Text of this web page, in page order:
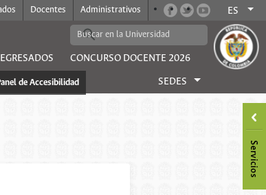
Docentes Administrativos ES
EGRESADOS CONCURSO DOCENTE 2026
SEDES
de Accesibilidad